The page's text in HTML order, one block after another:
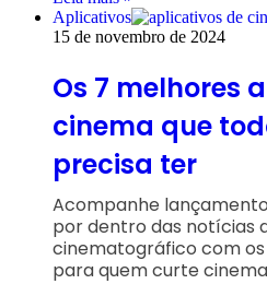
Aplicativos
15 de novembro de 2024
Os 7 melhores
cinema que
precisa ter
Acompanhe
por dentro das notícias
cinematográfico com
para quem curte